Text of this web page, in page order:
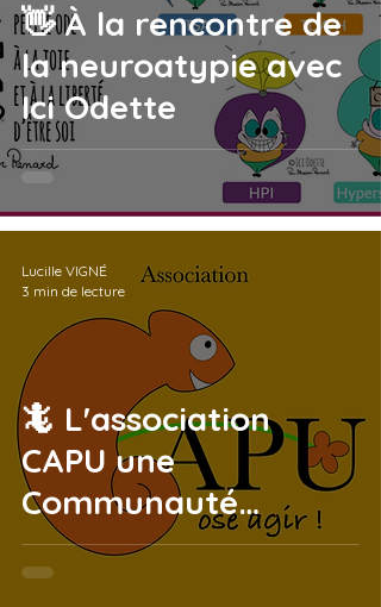
👋 À la rencontre de
la neuroatypie avec
Ici Odette
🦎 L'association
CAPU une
Communauté
Associative Pour les
jeunes neuro-
Lucille VIGNÉ
3 min de lecture